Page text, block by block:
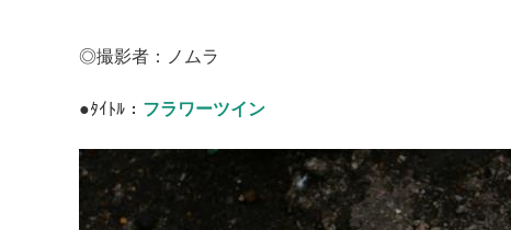
◎撮影者：ノムラ
●ﾀｲﾄﾙ： フラワーツイン